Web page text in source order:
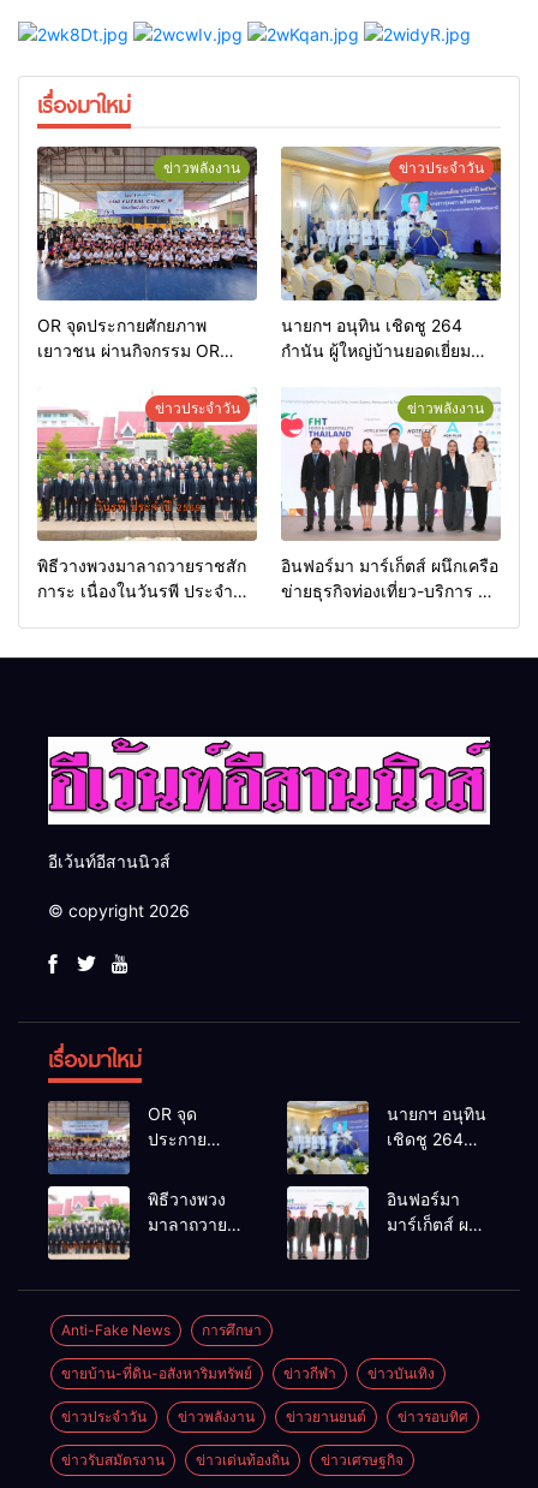
เรื่องมาใหม่
ข่าวพลังงาน
OR จุดประกายศักยภาพ
เยาวชน ผ่านกิจกรรม OR
ข่าวประจำวัน
นายกฯ อนุทิน เชิดชู 264
กำนัน ผู้ใหญ่บ้านยอดเยี่ยม
เกียรติยศแห่งการเสียสละ”
ข่าวประจำวัน
พิธีวางพวงมาลาถวายราชสัก
การะ เนื่องในวันรพี ประจำปี
ข่าวพลังงาน
อินฟอร์มา มาร์เก็ตส์ ผนึกเครือ
ข่ายธุรกิจท่องเที่ยว-บริการ จัด
อีเว้นท์อีสานนิวส์
© copyright 2026
เรื่องมาใหม่
OR จุด
ประกาย
เยาวชน ผ่าน
นายกฯ อนุทิน
เชิดชู 264
บ้านยอดเยี่ยม
มอบแหนบ
เกียรติยศแห่ง
พิธีวางพวง
มาลาถวาย
2569 และ
การแข่งขัน
ฟุตบอลวันรพี
เพื่อเชื่อม
ความสัมพันธ์
อันดีของ
หน่วยงานใน
อินฟอร์มา
มาร์เก็ตส์ ผนึก
Thailand
2026 เชื่อม 4
งานใหญ่
สร้างโอกาส
ธุรกิจครบ
Anti-Fake News การศึกษา
ขายบ้าน-ที่ดิน-อสังหาริมทรัพย์ ข่าวกีฬา ข่าวบันเทิง
ข่าวประจำวัน ข่าวพลังงาน ข่าวยานยนต์ ข่าวรอบทิศ
ข่าวรับสมัตรงาน ข่าวเด่นท้องถิ่น ข่าวเศรษฐกิจ